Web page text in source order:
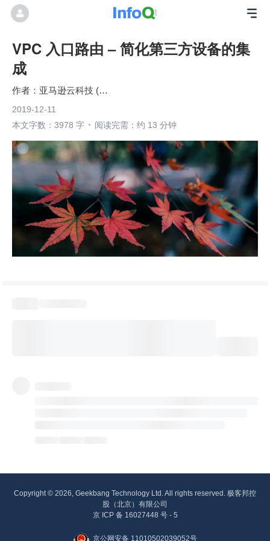
VPC 入口路由 – 简化第三方设备的集
成
亚马逊云科技 (Amazon Web Services）
2019-12-11
本文字数：3978 字
阅读完需：约 13 分钟
Copyright © 2026, Geekbang Technology Ltd. All rights reserved. 极客邦控
股（北京）有限公司
京 ICP 备 16027448 号 - 5
京公网安备 11010502039052号